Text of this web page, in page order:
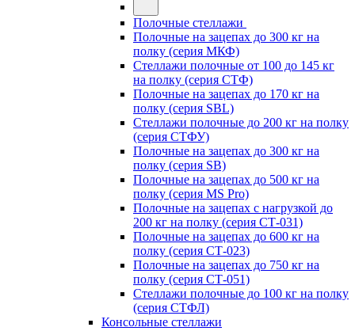
Полочные стеллажи
Полочные на зацепах до 300 кг на
полку (серия МКФ)
Стеллажи полочные от 100 до 145 кг
на полку (серия СТФ)
Полочные на зацепах до 170 кг на
полку (серия SBL)
Стеллажи полочные до 200 кг на полку
(серия СТФУ)
Полочные на зацепах до 300 кг на
полку (серия SB)
Полочные на зацепах до 500 кг на
полку (серия MS Pro)
Полочные на зацепах с нагрузкой до
200 кг на полку (серия СТ-031)
Полочные на зацепах до 600 кг на
полку (серия СТ-023)
Полочные на зацепах до 750 кг на
полку (серия СТ-051)
Стеллажи полочные до 100 кг на полку
(серия СТФЛ)
Консольные стеллажи